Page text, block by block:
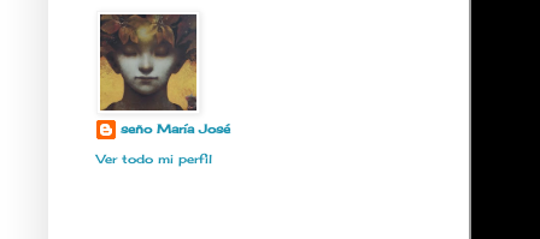
seño María José
Ver todo mi perfil